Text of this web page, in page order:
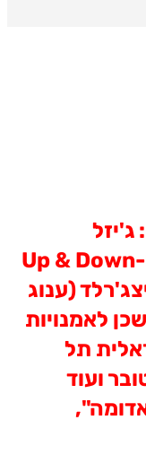
ג'יזל
Up & Down
(ענוג
במשכן לאמנויות
תל
25 באוקטובר ועוד